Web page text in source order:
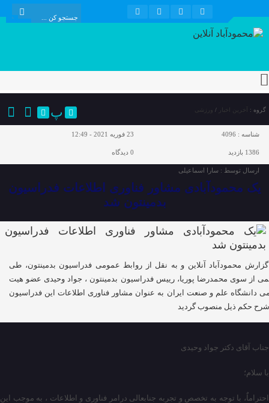
گروه : آخرین اخبار / ورزشی پ
شناسه : 4096 23 فوریه 2021 - 12:49
1386 بازدید 0 دیدگاه
ارسال توسط : سارا اسماعیلی
یک محمودآبادی مشاور فناوری اطلاعات فدراسیون
بدمینتون شد
محمودآباد آنلاین و به نقل از روابط عمومی فدراسیون بدمینتون، طی
از سوی محمدرضا پوریا، رییس فدراسیون بدمینتون ، جواد وحیدی عضو هیت
دانشگاه علم و صنعت ایران به عنوان مشاور فناوری اطلاعات این فدراسیون
شرح حکم ذیل منصوب گردید
جناب آقای دکتر جواد وحیدی
با سلام؛
احتراماٌ، با توجه به تخصص و تجربه جنابعالی درامر فناوری و اطلاعات ، به موجب این